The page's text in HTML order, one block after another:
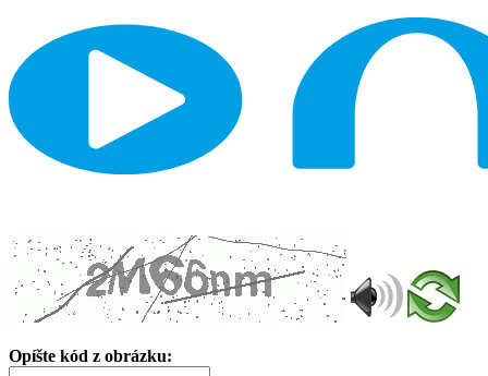
Opíšte kód z obrázku: